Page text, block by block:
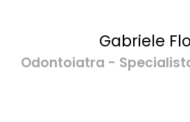
Gabriele
Odontoiatra -